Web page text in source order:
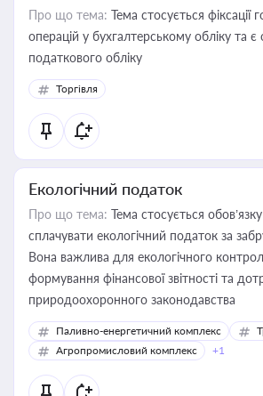
Про що тема: Тема стосується фіксації
операцій у бухгалтерському обліку та
податкового обліку
Торгівля
Екологічний податок
Про що тема: Тема стосується
сплачувати екологічний податок за
Вона важлива для екологічного
формування фінансової звітності та
природоохоронного законодавства
Паливно-енергетичний комплекс
Агропромисловий комплекс
+1